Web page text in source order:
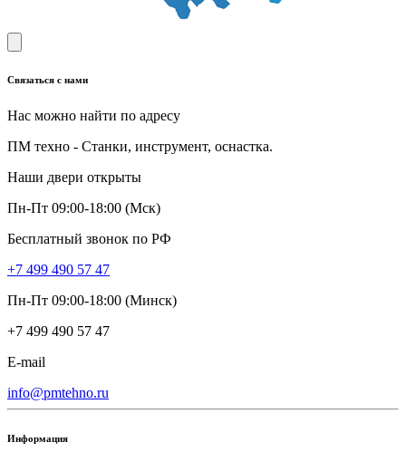
Связаться с нами
Нас можно найти по адресу
ПМ техно - Станки, инструмент, оснастка.
Наши двери открыты
Пн-Пт 09:00-18:00 (Мск)
Бесплатный звонок по РФ
+7 499 490 57 47
Пн-Пт 09:00-18:00 (Минск)
+7 499 490 57 47
E-mail
info@pmtehno.ru
Информация